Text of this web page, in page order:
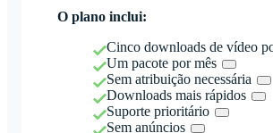
O plano inclui:
Cinco downloads de vídeo
Um pacote por mês
Sem atribuição necessária
Downloads mais rápidos
Suporte prioritário
Sem anúncios